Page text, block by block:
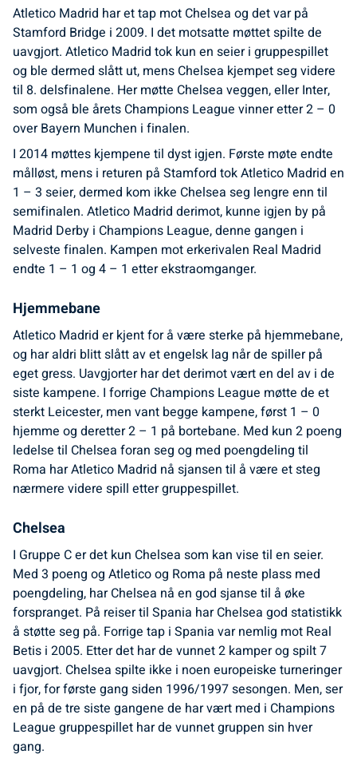
Atletico Madrid har et tap mot Chelsea og det var på
Stamford Bridge i 2009. I det motsatte møttet spilte de
uavgjort. Atletico Madrid tok kun en seier i gruppespillet
og ble dermed slått ut, mens Chelsea kjempet seg videre
til 8. delsfinalene. Her møtte Chelsea veggen, eller Inter,
som også ble årets Champions League vinner etter 2 – 0
over Bayern Munchen i finalen.
I 2014 møttes kjempene til dyst igjen. Første møte endte
målløst, mens i returen på Stamford tok Atletico Madrid en
1 – 3 seier, dermed kom ikke Chelsea seg lengre enn til
semifinalen. Atletico Madrid derimot, kunne igjen by på
Madrid Derby i Champions League, denne gangen i
selveste finalen. Kampen mot erkerivalen Real Madrid
endte 1 – 1 og 4 – 1 etter ekstraomganger.
Hjemmebane
Atletico Madrid er kjent for å være sterke på hjemmebane,
og har aldri blitt slått av et engelsk lag når de spiller på
eget gress. Uavgjorter har det derimot vært en del av i de
siste kampene. I forrige Champions League møtte de et
sterkt Leicester, men vant begge kampene, først 1 – 0
hjemme og deretter 2 – 1 på bortebane. Med kun 2 poeng
ledelse til Chelsea foran seg og med poengdeling til
Roma har Atletico Madrid nå sjansen til å være et steg
nærmere videre spill etter gruppespillet.
Chelsea
I Gruppe C er det kun Chelsea som kan vise til en seier.
Med 3 poeng og Atletico og Roma på neste plass med
poengdeling, har Chelsea nå en god sjanse til å øke
forspranget. På reiser til Spania har Chelsea god statistikk
å støtte seg på. Forrige tap i Spania var nemlig mot Real
Betis i 2005. Etter det har de vunnet 2 kamper og spilt 7
uavgjort. Chelsea spilte ikke i noen europeiske turneringer
i fjor, for første gang siden 1996/1997 sesongen. Men, ser
en på de tre siste gangene de har vært med i Champions
League gruppespillet har de vunnet gruppen sin hver
gang.